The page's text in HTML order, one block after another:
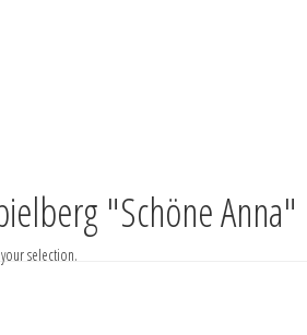
"Schöne Anna"
selection.